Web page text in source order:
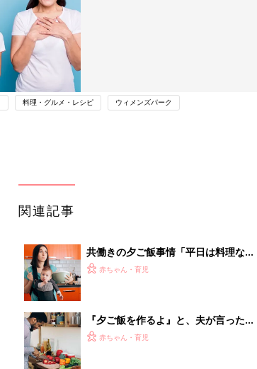
料理・グルメ・レシピ ウィメンズパーク
関連記事
共働きの夕ご飯事情「平日は料理なん
て無理」「レトルト駆使派」など、マ
赤ちゃん・育児
『夕ご飯を作るよ』と、夫が言ったら
どこまでやってくれますか？ママたち
赤ちゃん・育児